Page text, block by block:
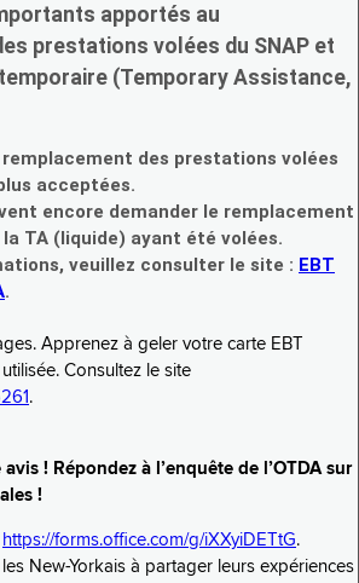
apportés au
prestations volées du SNAP et
(Temporary Assistance,
remplacement des prestations volées
acceptées.
encore demander le remplacement
TA (liquide) ayant été volées.
veuillez consulter le site : EBT
.
Apprenez à geler votre carte EBT
utilisée. Consultez le site
.
! Répondez à l’enquête de l’OTDA sur
!
https://forms.office.com/g/iXXyiDETtG.
New-Yorkais à partager leurs expériences